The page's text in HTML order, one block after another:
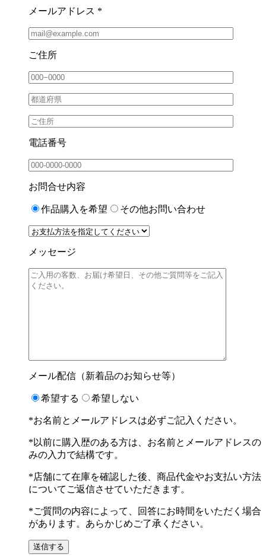
メールアドレス *
ご住所
電話番号
お問合せ内容
作品購入を希望 その他お問い合わせ
メッセージ
メール配信（新着品のお知らせ等）
希望する 希望しない
*お名前とメールアドレスは必ずご記入ください。
*以前に購入歴のある方は、お名前とメールアドレスの
みの入力で結構です。
*店舗にて在庫を確認した後、商品代金やお支払い方法
についてご返信させていただきます。
*ご質問の内容によって、回答にお時間をいただく場合
があります。あらかじめご了承ください。